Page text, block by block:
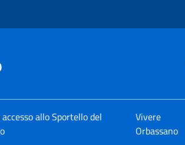
allo Sportello del
Vivere
Orbassano